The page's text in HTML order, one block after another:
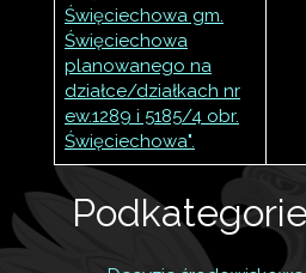
Święciechowa gm.
Święciechowa
planowanego na
działce/działkach nr
ew.1289 i 5185/4 obr.
Święciechowa".